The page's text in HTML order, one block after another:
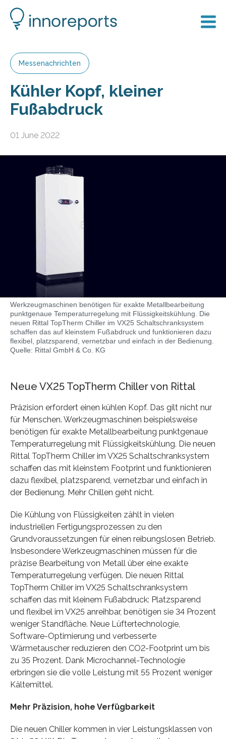
Messenachrichten
Kühler Kopf, kleiner
Fußabdruck
01 June 2022
Werkzeugmaschinen benötigen für exakte Metallbearbeitung
punktgenaue Temperaturregelung mit Flüssigkeitskühlung. Die
neuen Rittal TopTherm Chiller im VX25 Schaltschranksystem
schaffen das auf kleinstem Fußabdruck und funktionieren dazu
flexibel, platzsparend, vernetzbar und einfach in der Bedienung.
Quelle: Rittal GmbH & Co. KG
Neue VX25 TopTherm Chiller von Rittal
Präzision erfordert einen kühlen Kopf. Das gilt nicht nur
für Menschen. Werkzeugmaschinen beispielsweise
benötigen für exakte Metallbearbeitung punktgenaue
Temperaturregelung mit Flüssigkeitskühlung. Die neuen
Rittal TopTherm Chiller im VX25 Schaltschranksystem
schaffen das mit kleinstem Footprint und funktionieren
dazu flexibel, platzsparend, vernetzbar und einfach in
der Bedienung. Mehr Chillen geht nicht.
Die Kühlung von Flüssigkeiten zählt in vielen
industriellen Fertigungsprozessen zu den
Grundvoraussetzungen für einen reibungslosen Betrieb.
Insbesondere Werkzeugmaschinen müssen für die
präzise Bearbeitung von Metall über eine exakte
Temperaturregelung verfügen. Die neuen Rittal
TopTherm Chiller im VX25 Schaltschranksystem
schaffen das mit kleinem Fußabdruck: Platzsparend
und flexibel im VX25 anreihbar, benötigen sie 34 Prozent
weniger Standfläche. Neue Lüftertechnologie,
Software-Optimierung und verbesserte
Wärmetauscher reduzieren den CO2-Footprint um bis
zu 35 Prozent. Dank Microchannel-Technologie
erbringen sie die volle Leistung mit 55 Prozent weniger
Kältemittel.
Mehr Präzision, hohe Verfügbarkeit
Die neuen Chiller kommen in vier Leistungsklassen von